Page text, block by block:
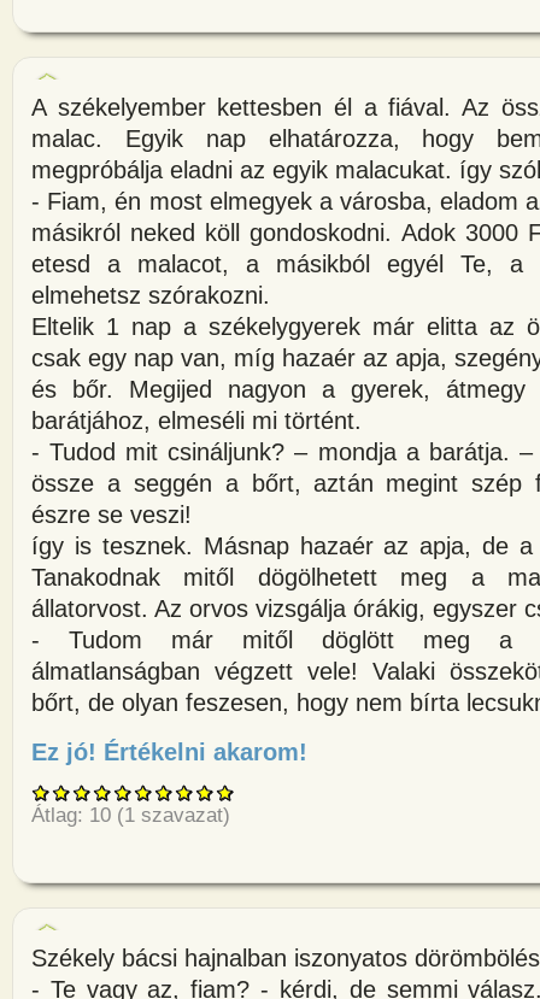
A székelyember kettesben él a fiával. Az
malac. Egyik nap elhatározza, hogy
megpróbálja eladni az egyik malacukat. így
- Fiam, én most elmegyek a városba, eladom
másikról neked köll gondoskodni. Adok 3000
etesd a malacot, a másikból egyél Te, a
elmehetsz szórakozni.
Eltelik 1 nap a székelygyerek már elitta az
csak egy nap van, míg hazaér az apja,
és bőr. Megijed nagyon a gyerek, átmegy
barátjához, elmeséli mi történt.
- Tudod mit csináljunk? – mondja a barátja. –
össze a seggén a bőrt, aztán megint szép
észre se veszi!
így is tesznek. Másnap hazaér az apja, de a
Tanakodnak mitől dögölhetett meg a
állatorvost. Az orvos vizsgálja órákig, egyszer
- Tudom már mitől döglött meg a
álmatlanságban végzett vele! Valaki
bőrt, de olyan feszesen, hogy nem bírta
Ez jó! Értékelni akarom!
Átlag: 10 (1 szavazat)
Székely bácsi hajnalban iszonyatos
- Te vagy az, fiam? - kérdi, de semmi